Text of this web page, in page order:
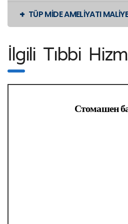
TÜP MİDE AMELİYATI
İlgili Tıbbi
Стомашен